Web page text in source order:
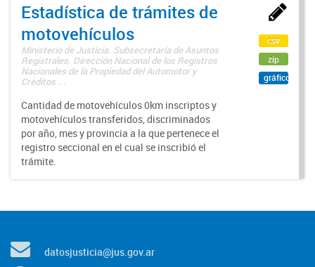
Estadística de trámites de
motovehículos
Ministerio de Justicia. Subsecretaría de Asuntos
Registrales. Dirección Nacional de los Registros
Nacionales de la Propiedad del Automotor y
Créditos ...
Cantidad de motovehículos 0km inscriptos y
motovehículos transferidos, discriminados
por año, mes y provincia a la que pertenece el
registro seccional en el cual se inscribió el
trámite.
csv
zip
gráfico
datosjusticia@jus.gov.ar